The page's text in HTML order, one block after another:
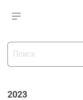
2023